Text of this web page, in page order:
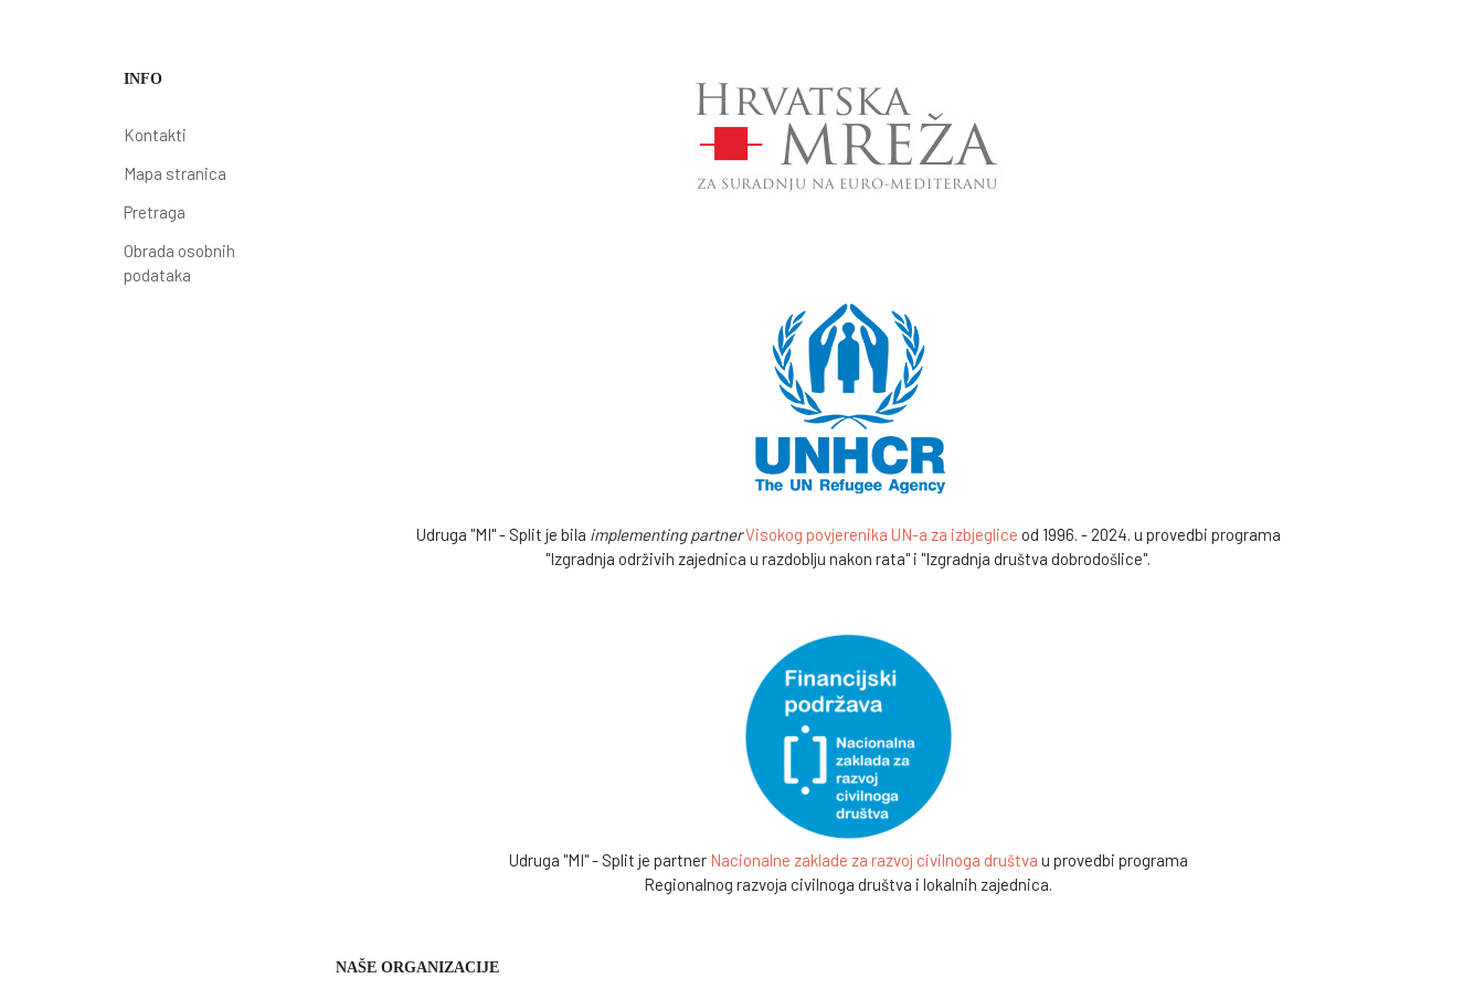
INFO
Kontakti
Mapa stranica
Pretraga
Obrada osobnih
podataka
Udruga "MI" - Split je bila implementing partnerVisokog povjerenika UN-a za izbjeglice od 1996. - 2024. u provedbi programa
"Izgradnja održivih zajednica u razdoblju nakon rata" i "Izgradnja društva dobrodošlice".
Udruga "MI" - Split je partner Nacionalne zaklade za razvoj civilnoga društva u provedbi programa
Regionalnog razvoja civilnoga društva i lokalnih zajednica.
NAŠE ORGANIZACIJE